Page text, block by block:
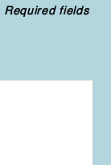
Required fields